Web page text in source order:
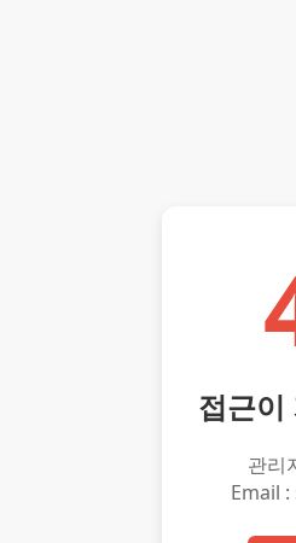
접근이
관리
Email